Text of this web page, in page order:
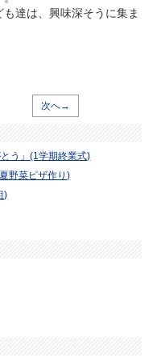
達は、興味深そうに集ま
次へ→
う」(1学期終業式)
野菜ピザ作り)
)